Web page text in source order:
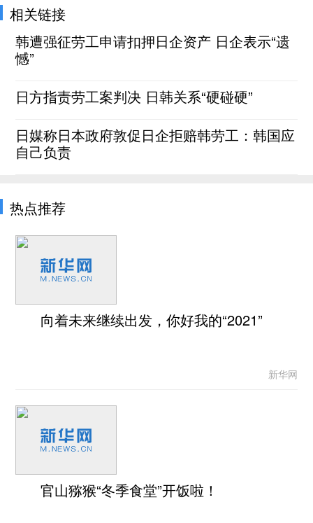
相关链接
韩遭强征劳工申请扣押日企资产 日企表示“遗
憾”
日方指责劳工案判决 日韩关系“硬碰硬”
日媒称日本政府敦促日企拒赔韩劳工：韩国应
自己负责
热点推荐
向着未来继续出发，你好我的“2021”
新华网
官山猕猴“冬季食堂”开饭啦！